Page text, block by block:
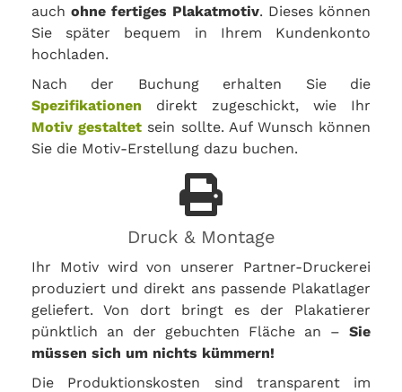
auch ohne fertiges Plakatmotiv. Dieses können
Sie später bequem in Ihrem Kundenkonto
hochladen.
Nach der Buchung erhalten Sie die
Spezifikationen direkt zugeschickt, wie Ihr
Motiv gestaltet sein sollte. Auf Wunsch können
Sie die Motiv-Erstellung dazu buchen.
Druck & Montage
Ihr Motiv wird von unserer Partner-Druckerei
produziert und direkt ans passende Plakatlager
geliefert. Von dort bringt es der Plakatierer
pünktlich an der gebuchten Fläche an – Sie
müssen sich um nichts kümmern!
Die Produktionskosten sind transparent im